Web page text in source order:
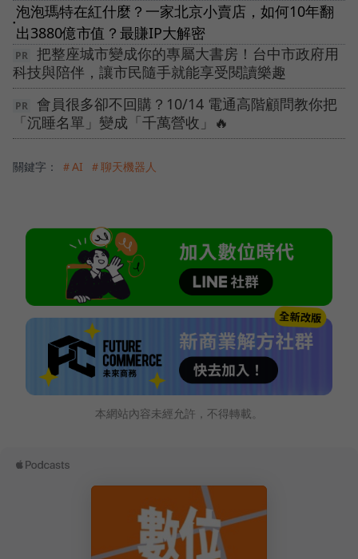
●
泡泡瑪特在紅什麼？一家北京小賣店，如何10年翻
出3880億市值？最賺IP大解密
把整座城市變成你的專屬大書房！台中市政府用
科技與陪伴，讓市民隨手就能享受閱讀樂趣
會員很多卻不回購？10/14 電通高階顧問教你把
「沉睡名單」變成「千萬營收」🔥
關鍵字： ＃AI ＃聊天機器人
本網站內容未經允許，不得轉載。